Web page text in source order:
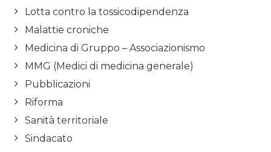
Lotta contro la tossicodipendenza
Malattie croniche
Medicina di Gruppo – Associazionismo
MMG (Medici di medicina generale)
Pubblicazioni
Riforma
Sanità territoriale
Sindacato